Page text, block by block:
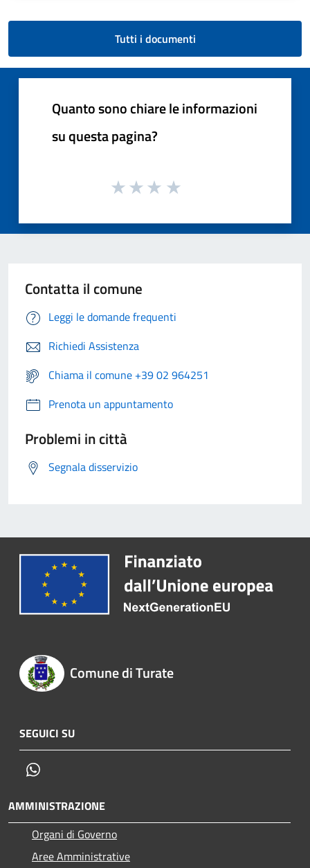
Tutti i documenti
Quanto sono chiare le informazioni
su questa pagina?
Contatta il comune
Leggi le domande frequenti
Richiedi Assistenza
Chiama il comune +39 02 964251
Prenota un appuntamento
Problemi in città
Segnala disservizio
Comune di Turate
SEGUICI SU
AMMINISTRAZIONE
Organi di Governo
Aree Amministrative